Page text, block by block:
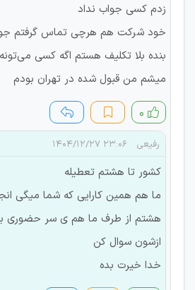
زدم کسی جواب نداد
خود شرکت هم هرچی تماس گرفتم
بنده بلا تکلیف هستم اگه کسی
میشم من قبول شده در تهران بودم
۰
رفیعی ۲۳:۰۶ ۱۴۰۴/۱۲/۲۷
کشور تا هشتم تعطیله
ما هم همین کارایی که شما میگی
هشتم از طرف ما هم ی سر حضوری
ازشون سوال کن
خدا خیرت بده